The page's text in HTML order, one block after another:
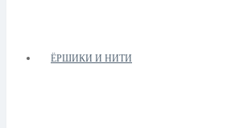
ЁРШИКИ И НИТИ